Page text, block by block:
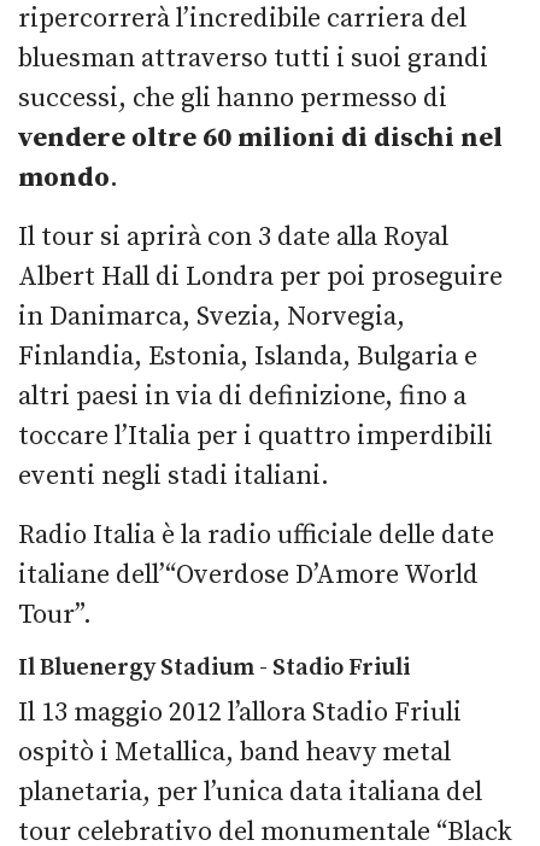
ripercorrerà l’incredibile carriera del
bluesman attraverso tutti i suoi grandi
successi, che gli hanno permesso di
vendere oltre 60 milioni di dischi nel
mondo.
Il tour si aprirà con 3 date alla Royal
Albert Hall di Londra per poi proseguire
in Danimarca, Svezia, Norvegia,
Finlandia, Estonia, Islanda, Bulgaria e
altri paesi in via di definizione, fino a
toccare l’Italia per i quattro imperdibili
eventi negli stadi italiani.
Radio Italia è la radio ufficiale delle date
italiane dell’“Overdose D’Amore World
Tour”.
Il Bluenergy Stadium - Stadio Friuli
Il 13 maggio 2012 l’allora Stadio Friuli
ospitò i Metallica, band heavy metal
planetaria, per l’unica data italiana del
tour celebrativo del monumentale “Black